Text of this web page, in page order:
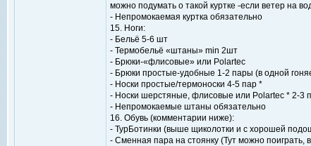
можно подумать о такой куртке -если ветер на
- Непромокаемая куртка обязательно
15. Ноги:
- Бельё 5-6 шт
- Термобельё «штаны» min 2шт
- Брюки-«флисовые» или Polartec
- Брюки простые-удобные 1-2 пары (в одной
- Носки простые/термоноски 4-5 пар *
- Носки шерстяные, флисовые или Polartec * 2-3
- Непромокаемые штаны обязательно
16. Обувь (комментарии ниже):
- ТурБотинки (выше щиколотки и с хорошей
- Сменная пара на стоянку (Тут можно поиграть,